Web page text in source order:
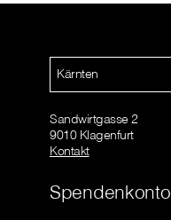
Kärnten
Sandwirtgasse 2
9010 Klagenfurt
Kontakt
Spendenkonto